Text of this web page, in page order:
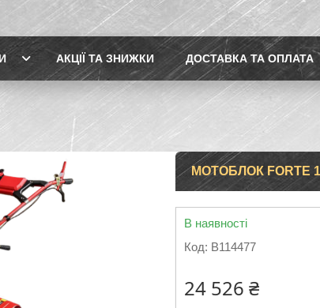
АКЦІЇ ТА ЗНИЖКИ ДОСТАВКА ТА ОПЛАТА
МОТОБЛОК FORTE
В наявності
Код: B114477
24 526 ₴